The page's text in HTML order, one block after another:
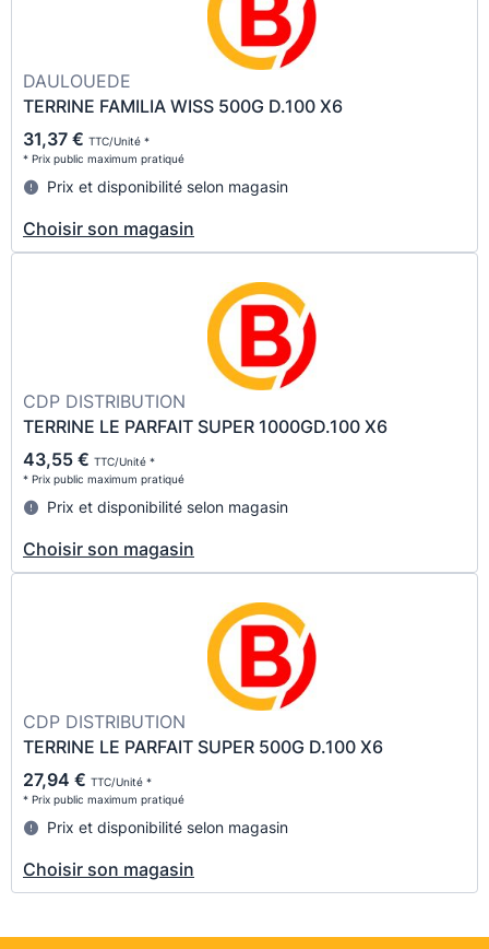
DAULOUEDE
TERRINE FAMILIA WISS 500G D.100 X6
31,37 € TTC/Unité *
* Prix public maximum pratiqué
Prix et disponibilité selon magasin
Choisir son magasin
CDP DISTRIBUTION
TERRINE LE PARFAIT SUPER 1000GD.100 X6
43,55 € TTC/Unité *
* Prix public maximum pratiqué
Prix et disponibilité selon magasin
Choisir son magasin
CDP DISTRIBUTION
TERRINE LE PARFAIT SUPER 500G D.100 X6
27,94 € TTC/Unité *
* Prix public maximum pratiqué
Prix et disponibilité selon magasin
Choisir son magasin